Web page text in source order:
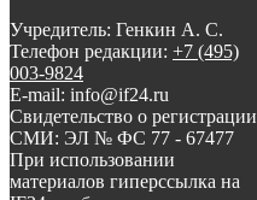
Учредитель: Генкин А. С.
Телефон редакции: +7 (495)
003-9824
E-mail: info@if24.ru
Свидетельство о регистрации
СМИ: ЭЛ № ФС 77 - 67477
При использовании
материалов гиперссылка на